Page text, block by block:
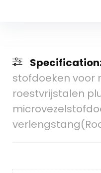
stofdoeken voor
roestvrijstalen